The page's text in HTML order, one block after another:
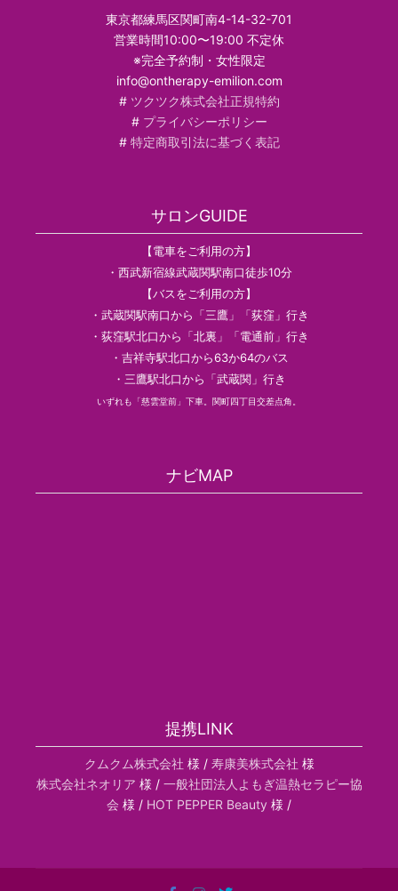
東京都練馬区関町南4-14-32-701
営業時間10:00〜19:00 不定休
※完全予約制・女性限定
info@ontherapy-emilion.com
# ツクツク株式会社正規特約
# プライバシーポリシー
# 特定商取引法に基づく表記
サロンGUIDE
【電車をご利用の方】
・西武新宿線武蔵関駅南口徒歩10分
【バスをご利用の方】
・武蔵関駅南口から「三鷹」「荻窪」行き
・荻窪駅北口から「北裏」「電通前」行き
・吉祥寺駅北口から63か64のバス
・三鷹駅北口から「武蔵関」行き
いずれも「慈雲堂前」下車。関町四丁目交差点角。
ナビMAP
提携LINK
クムクム株式会社 様 / 寿康美株式会社 様
株式会社ネオリア 様 / 一般社団法人よもぎ温熱セラピー協
会 様 / HOT PEPPER Beauty 様 /